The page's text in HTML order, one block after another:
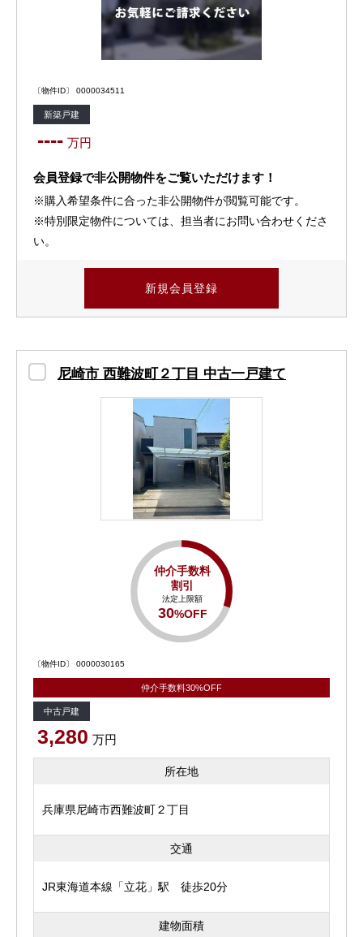
〔物件ID〕 0000034511
新築戸建
---- 万円
会員登録で非公開物件をご覧いただけます！
※購入希望条件に合った非公開物件が閲覧可能です。
※特別限定物件については、担当者にお問い合わせくださ
い。
新規会員登録
尼崎市 西難波町２丁目 中古一戸建て
仲介手数料
割引
法定上限額
30%OFF
〔物件ID〕 0000030165
仲介手数料30%OFF
中古戸建
3,280 万円
所在地
兵庫県尼崎市西難波町２丁目
交通
JR東海道本線「立花」駅 徒歩20分
建物面積